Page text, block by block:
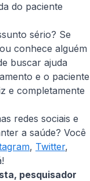
do paciente
sério? Se
conhece alguém
buscar ajuda
e o paciente
e completamente
redes sociais e
a saúde? Você
, Twitter,
pesquisador